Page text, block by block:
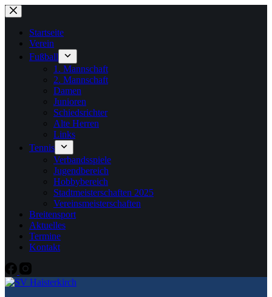
Zum
Inhalt
springenStartseite
Verein
Fußball
1. Mannschaft
2. Mannschaft
Damen
Junioren
Schiedsrichter
Alte Herren
Links
Tennis
Verbandsspiele
Jugendbereich
Hobbybereich
Stadtmeisterschaften 2025
Vereinsmeisterschaften
Breitensport
Aktuelles
Termine
Kontakt